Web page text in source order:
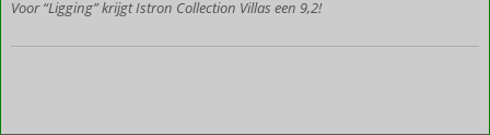
Sfeervol en
verblijf
Voor “Ligging” krijgt Istron Collection Villas een 9,2!